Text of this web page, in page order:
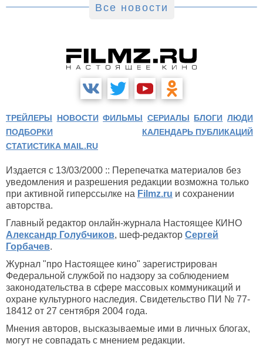
Все новости
ТРЕЙЛЕРЫ НОВОСТИ ФИЛЬМЫ СЕРИАЛЫ БЛОГИ ЛЮДИ
ПОДБОРКИ
КАЛЕНДАРЬ ПУБЛИКАЦИЙ
СТАТИСТИКА MAIL.RU
Издается с 13/03/2000 :: Перепечатка материалов без
уведомления и разрешения редакции возможна только
при активной гиперссылке на Filmz.ru и сохранении
авторства.
Главный редактор онлайн-журнала Настоящее КИНО
Александр Голубчиков, шеф-редактор Сергей
Горбачев.
Журнал "про Настоящее кино" зарегистрирован
Федеральной службой по надзору за соблюдением
законодательства в сфере массовых коммуникаций и
охране культурного наследия. Свидетельство ПИ № 77-
18412 от 27 сентября 2004 года.
Мнения авторов, высказываемые ими в личных блогах,
могут не совпадать с мнением редакции.